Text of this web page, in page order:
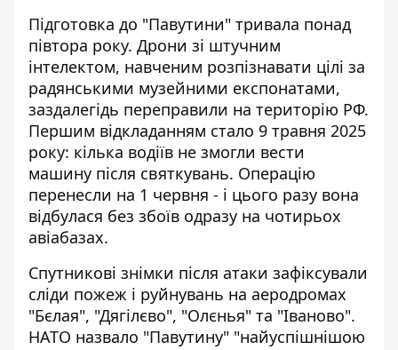
Підготовка до "Павутини" тривала понад
півтора року. Дрони зі штучним
інтелектом, навченим розпізнавати цілі за
радянськими музейними експонатами,
заздалегідь переправили на територію РФ.
Першим відкладанням стало 9 травня 2025
року: кілька водіїв не змогли вести
машину після святкувань. Операцію
перенесли на 1 червня - і цього разу вона
відбулася без збоїв одразу на чотирьох
авіабазах.
Спутникові знімки після атаки зафіксували
сліди пожеж і руйнувань на аеродромах
"Бєлая", "Дягілєво", "Олєнья" та "Іваново".
НАТО назвало "Павутину" "найуспішнішою